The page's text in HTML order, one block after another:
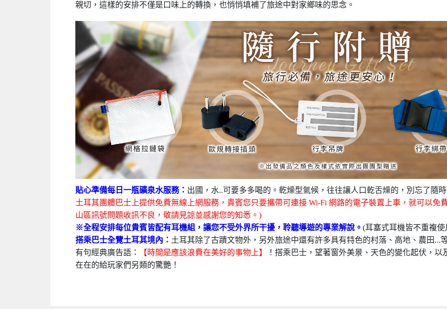
親切，這樣的安排不僅是口味上的轉換，也悄悄填補了旅途中對家鄉味的思念。
貼心準備每日一瓶礦泉水服務： 出國，水..可要多多喝的。乾燥型氣候，往往讓人口乾舌燥的，別忘了隨
土耳其團體巴士上提供免費無線上網服務，貴賓您只要攜帶可連接 Wi-Fi 網路的電子裝置上車，就可以免
山區訊號問題收訊不良，敬請見諒並感謝您的知悉。)
※全程安排每位貴賓皆配有耳機組，讓您不受外界所干擾，聆聽導遊的專業解說。 (耳塞式耳機皆不重複使
搭乘巴士全覽土耳其境內： 土耳其除了古蹟文物外，另外旅途中還有許多具有特色的村落、高地、農田...
有句經典廣告語：
【時間是應該浪費在美好的事物上】
！搭乘巴士，望著窗外美景、天色的變化起伏，
在在的給玩家們另類的驚艷！